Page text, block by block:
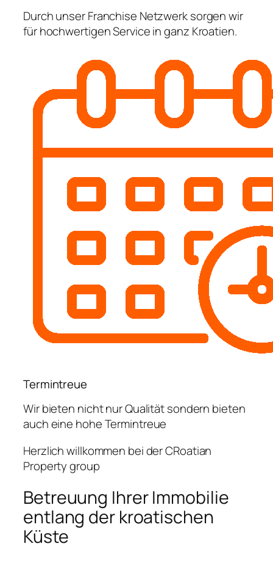
Durch unser Franchise Netzwerk sorgen wir
für hochwertigen Service in ganz Kroatien.
Termintreue
Wir bieten nicht nur Qualität sondern bieten
auch eine hohe Termintreue
Herzlich willkommen bei der CRoatian
Property group
Betreuung Ihrer Immobilie
entlang der kroatischen
Küste